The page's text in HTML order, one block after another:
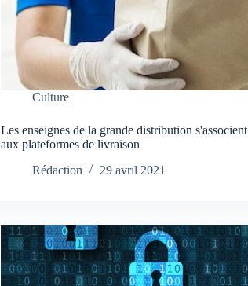
Culture
Les enseignes de la grande distribution s'associent
aux plateformes de livraison
Rédaction
29 avril 2021